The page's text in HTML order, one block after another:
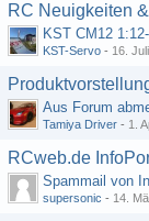
RC Neuigkeiten
KST CM12
KST-Servo - 16.
Aus Forum
Tamiya Driver - 1.
RCweb.de
Spammail von
supersonic - 14.